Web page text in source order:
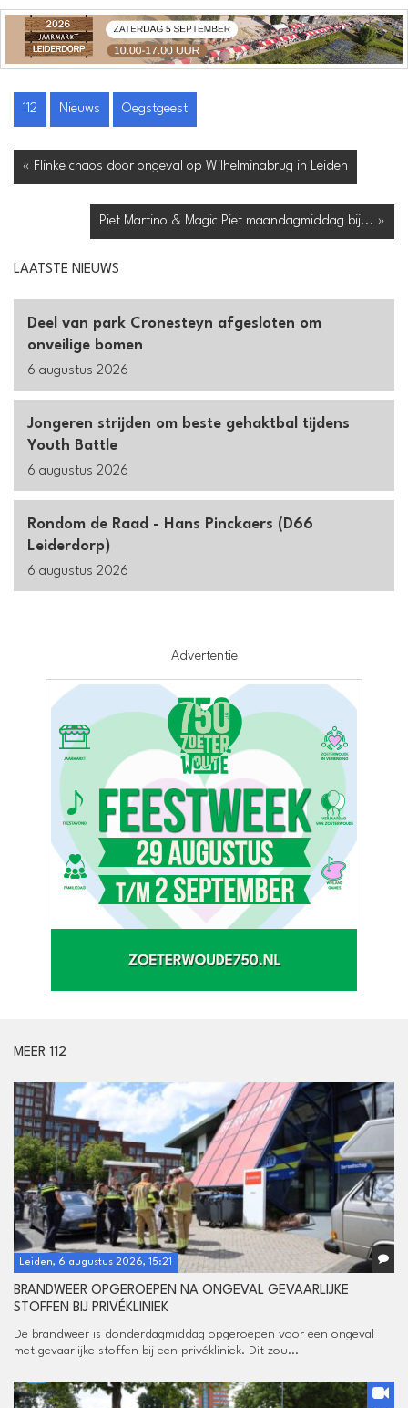
112 Nieuws Oegstgeest
« Flinke chaos door ongeval op Wilhelminabrug in Leiden
Piet Martino & Magic Piet maandagmiddag bij... »
LAATSTE NIEUWS
Deel van park Cronesteyn afgesloten om
onveilige bomen
6 augustus 2026
Jongeren strijden om beste gehaktbal tijdens
Youth Battle
6 augustus 2026
Rondom de Raad - Hans Pinckaers (D66
Leiderdorp)
6 augustus 2026
Advertentie
MEER 112
Leiden, 6 augustus 2026, 15:21
BRANDWEER OPGEROEPEN NA ONGEVAL GEVAARLIJKE
STOFFEN BIJ PRIVÉKLINIEK
De brandweer is donderdagmiddag opgeroepen voor een ongeval
met gevaarlijke stoffen bij een privékliniek. Dit zou...